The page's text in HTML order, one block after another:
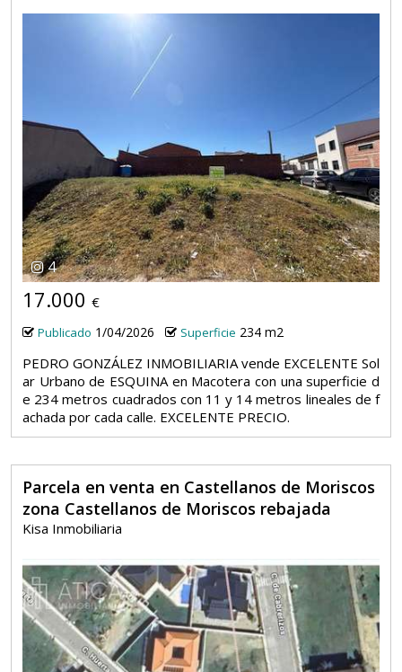
4
17.000 €
Publicado 1/04/2026 Superficie 234 m2
PEDRO GONZÁLEZ INMOBILIARIA vende EXCELENTE Sol
ar Urbano de ESQUINA en Macotera con una superficie d
e 234 metros cuadrados con 11 y 14 metros lineales de f
achada por cada calle. EXCELENTE PRECIO.
Parcela en venta en Castellanos de Moriscos
zona Castellanos de Moriscos rebajada
Kisa Inmobiliaria